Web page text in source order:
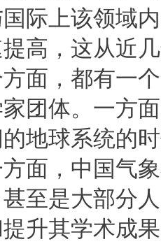
际上该领域
高，这从近
面，都有一
团体。一方
地球系统的
面，中国气
至是大部分
升其学术成